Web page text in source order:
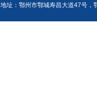
地址：鄂州市鄂城寿昌大道47号